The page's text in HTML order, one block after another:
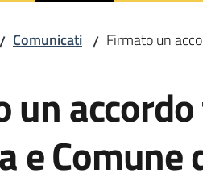
/ Comunicati / Firmato un
un
e Comune